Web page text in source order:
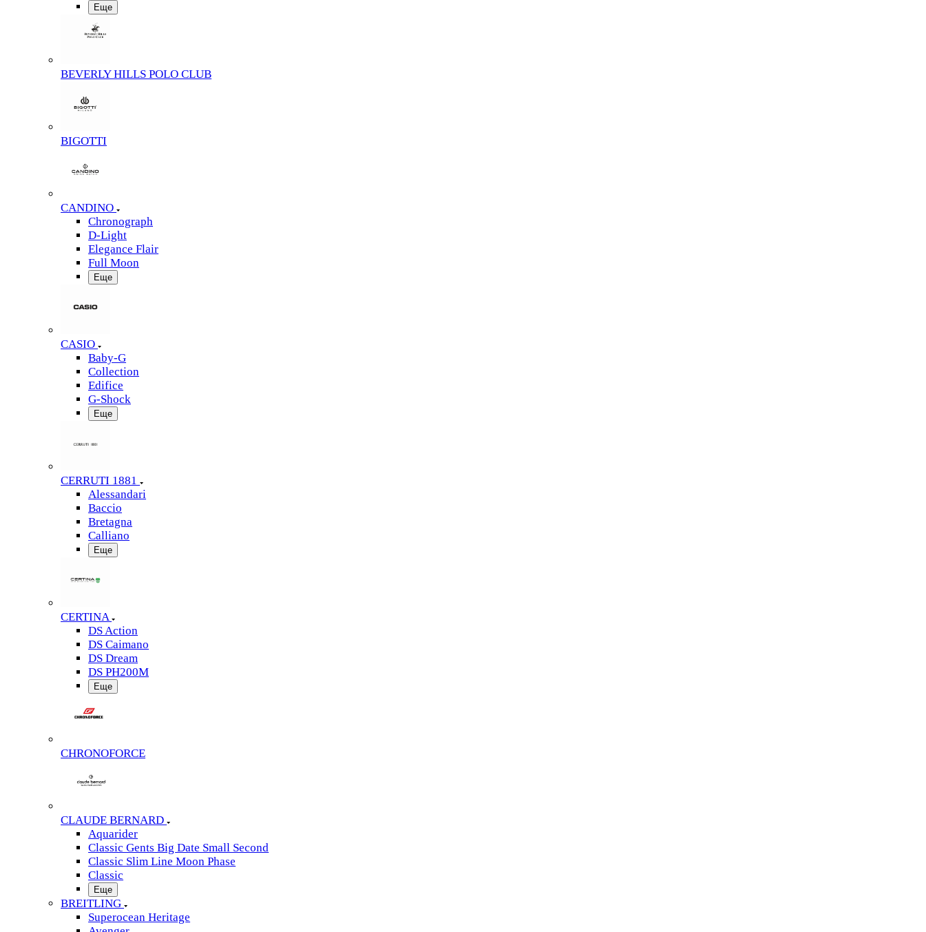
Еще
BEVERLY HILLS POLO CLUB
BIGOTTI
CANDINO
Chronograph
D-Light
Elegance Flair
Full Moon
Еще
CASIO
Baby-G
Collection
Edifice
G-Shock
Еще
CERRUTI 1881
Alessandari
Baccio
Bretagna
Calliano
Еще
CERTINA
DS Action
DS Caimano
DS Dream
DS PH200M
Еще
CHRONOFORCE
CLAUDE BERNARD
Aquarider
Classic Gents Big Date Small Second
Classic Slim Line Moon Phase
Classic
Еще
BREITLING
Superocean Heritage